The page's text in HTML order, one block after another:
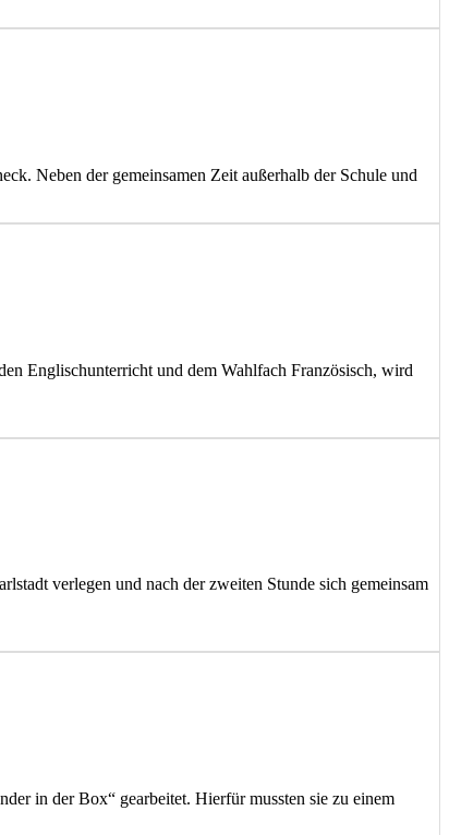
Neben der gemeinsamen Zeit außerhalb der Schule und
Englischunterricht und dem Wahlfach Französisch, wird
verlegen und nach der zweiten Stunde sich gemeinsam
in der Box“ gearbeitet. Hierfür mussten sie zu einem